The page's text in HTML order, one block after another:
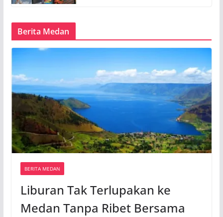
Berita Medan
BERITA MEDAN
Liburan Tak Terlupakan ke
Medan Tanpa Ribet Bersama